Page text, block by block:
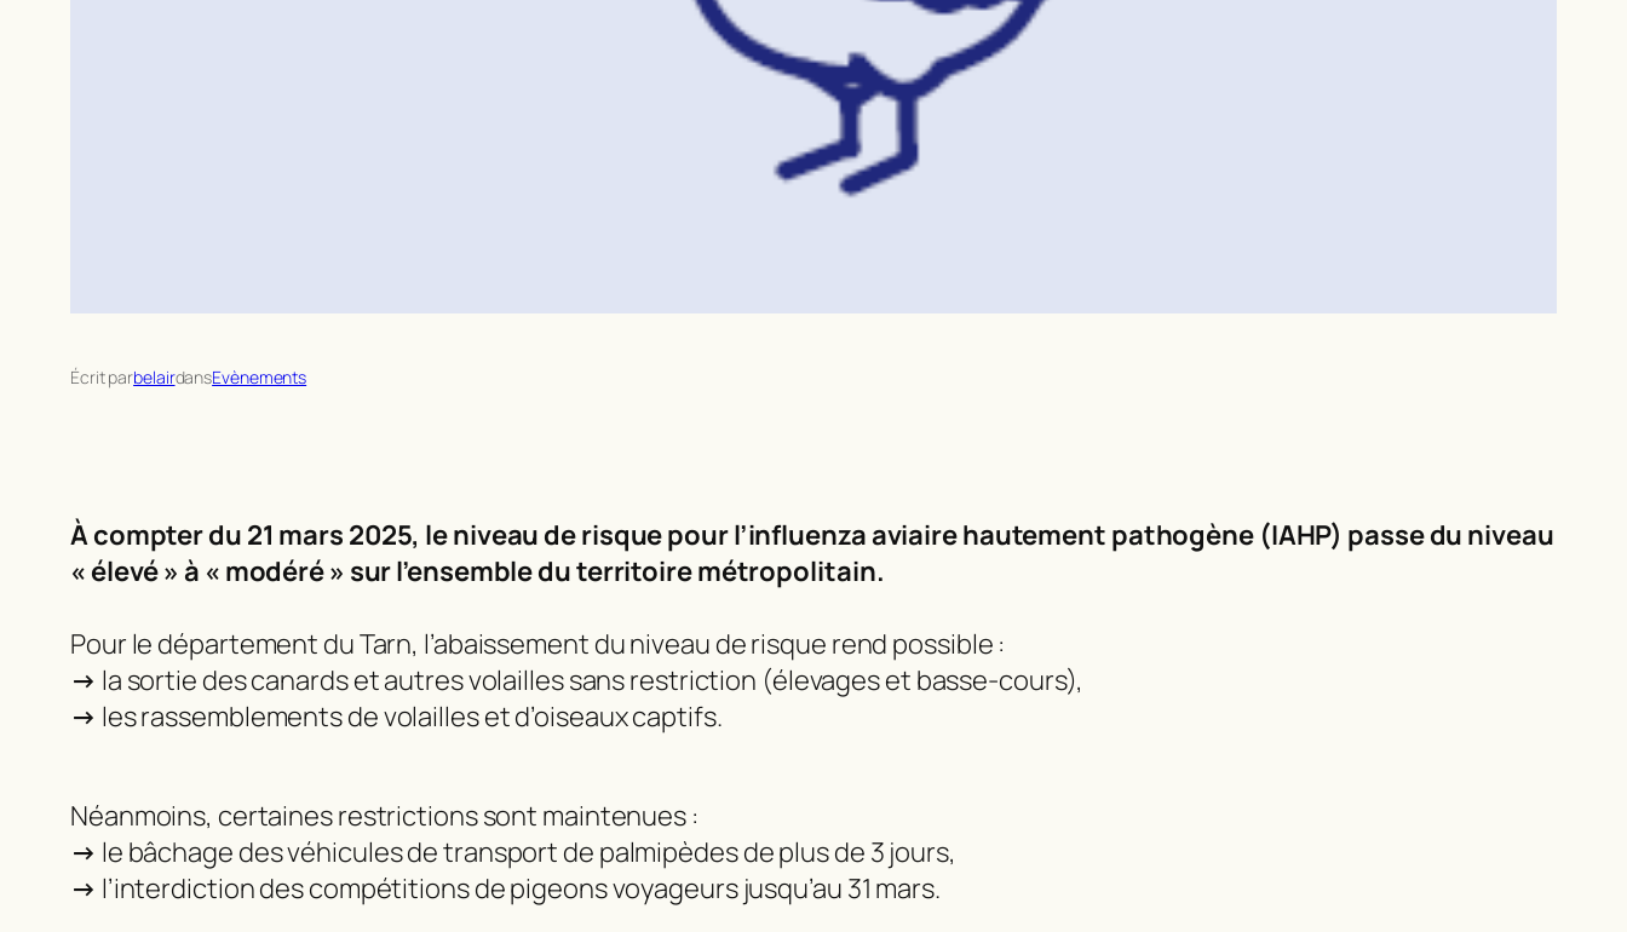
Écrit parbelairdansEvènements
À compter du 21 mars 2025, le niveau de risque pour l’influenza aviaire hautement pathogène (IAHP) passe du niveau
« élevé » à « modéré » sur l’ensemble du territoire métropolitain.
Pour le département du Tarn, l’abaissement du niveau de risque rend possible :
→ la sortie des canards et autres volailles sans restriction (élevages et basse-cours),
→ les rassemblements de volailles et d’oiseaux captifs.
Néanmoins, certaines restrictions sont maintenues :
→ le bâchage des véhicules de transport de palmipèdes de plus de 3 jours,
→ l’interdiction des compétitions de pigeons voyageurs jusqu’au 31 mars.